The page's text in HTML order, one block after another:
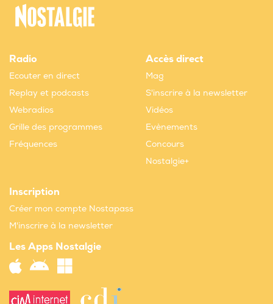
Radio
Ecouter en direct
Replay et podcasts
Webradios
Grille des programmes
Fréquences
Accès direct
Mag
S'inscrire à la newsletter
Vidéos
Evènements
Concours
Nostalgie+
Inscription
Créer mon compte Nostapass
M'inscrire à la newsletter
Les Apps Nostalgie